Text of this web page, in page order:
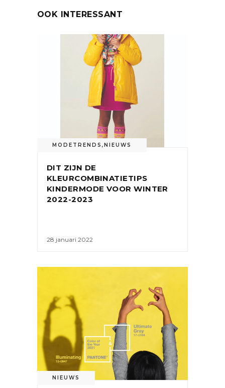
OOK INTERESSANT
MODETRENDS ,NIEUWS
DIT ZIJN DE
KLEURCOMBINATIETIPS
KINDERMODE VOOR WINTER
2022-2023
28 januari 2022
NIEUWS